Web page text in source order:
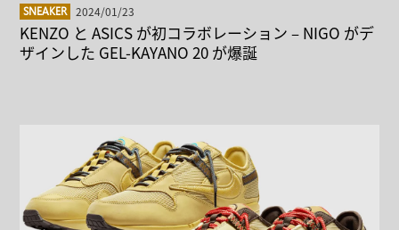
SNEAKER 2024/01/23
KENZO と ASICS が初コラボレーション – NIGO がデ
ザインした GEL-KAYANO 20 が爆誕